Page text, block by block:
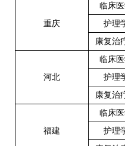
重庆
临床
护理
康复治
河北
临床
护理
康复治
福建
临床
护理